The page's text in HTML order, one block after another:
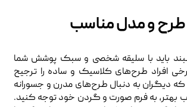
باید با سلیقه شخصی و سبک پوشش شما
افراد طرح‌های کلاسیک و ساده را ترجیح
دیگران به دنبال طرح‌های مدرن و جسورانه
بهتر، به فرم صورت و گردن خود توجه کنید.